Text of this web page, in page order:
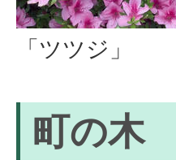
「ツツジ」
町の木